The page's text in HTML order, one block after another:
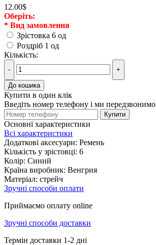
12.00$
Оберiть:
* Вид замовлення
Зрістовка 6 од
Роздріб 1 од
Кількість:
- +
До кошика
Купити в один клік
Введіть номер телефону і ми передзвонимо
Купити
Основні характеристики
Всі характеристики
Додаткові аксесуари: Ремень
Кількість у зрістовці: 6
Колір: Синий
Країна виробник: Венгрия
Матеріал: стрейч
Зручні способи оплати
Приймаємо оплату online
Зручні способи доставки
Термін доставки 1-2 дні